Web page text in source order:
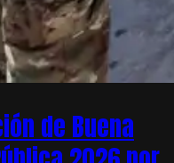
de Buena